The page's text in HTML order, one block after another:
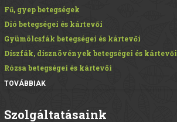
Fű, gyep betegségek
Dió betegségei és kártevői
Gyümölcsfák betegségei és kártevői
Díszfák, dísznövények betegségei és kártevői
Rózsa betegségei és kártevői
TOVÁBBIAK
Szolgáltatásaink